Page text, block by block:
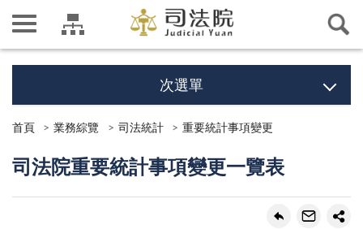
次選單
首頁 業務綜覽 司法統計 重要統計事項變更
司法院重要統計事項變更一覽表